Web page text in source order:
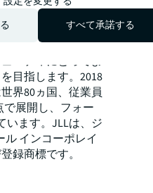
を再考し、皆様
援する価値ある不
提供するととも
ニティにとってよ
目指します。2018
界80ヵ国、従業員
で展開し、フォー
います。JLLは、ジ
ル インコーポレイ
録商標です。
すべて承諾する